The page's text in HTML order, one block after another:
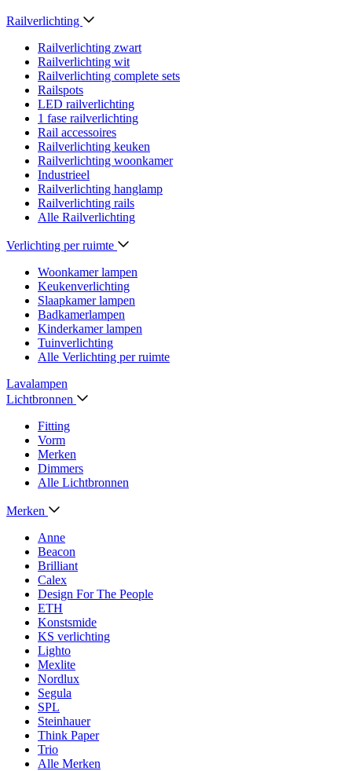
Railverlichting
Railverlichting zwart
Railverlichting wit
Railverlichting complete sets
Railspots
LED railverlichting
1 fase railverlichting
Rail accessoires
Railverlichting keuken
Railverlichting woonkamer
Industrieel
Railverlichting hanglamp
Railverlichting rails
Alle Railverlichting
Verlichting per ruimte
Woonkamer lampen
Keukenverlichting
Slaapkamer lampen
Badkamerlampen
Kinderkamer lampen
Tuinverlichting
Alle Verlichting per ruimte
Lavalampen
Lichtbronnen
Fitting
Vorm
Merken
Dimmers
Alle Lichtbronnen
Merken
Anne
Beacon
Brilliant
Calex
Design For The People
ETH
Konstsmide
KS verlichting
Lighto
Mexlite
Nordlux
Segula
SPL
Steinhauer
Think Paper
Trio
Alle Merken